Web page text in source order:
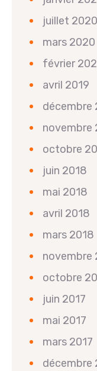
juillet 2020
mars 2020
février
avril 2019
décembre
novembre
octobre
juin 2018
mai 2018
avril 2018
mars 2018
novembre
octobre
juin 2017
mai 2017
mars 2017
décembre